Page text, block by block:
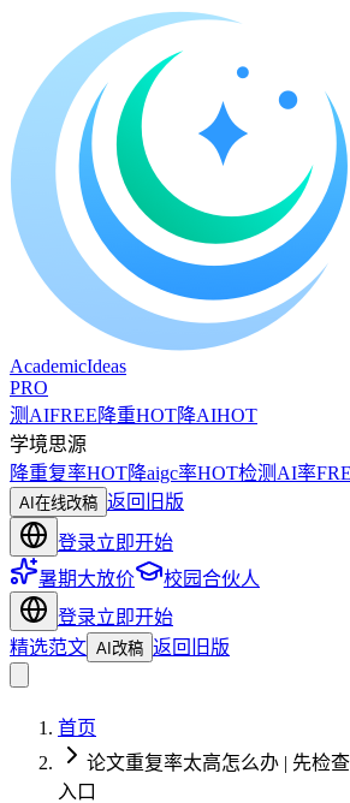
AcademicIdeas
PRO
测AIFREE 降重HOT降AIHOT
学境思源
降重复率HOT降aigc率HOT检测AI率
AI在线改稿 返回旧版
登录立即开始
暑期大放价
校园合伙人
登录立即开始
精选范文 AI改稿 返回旧版
首页
论文重复率太高怎么办 | 先检
入口